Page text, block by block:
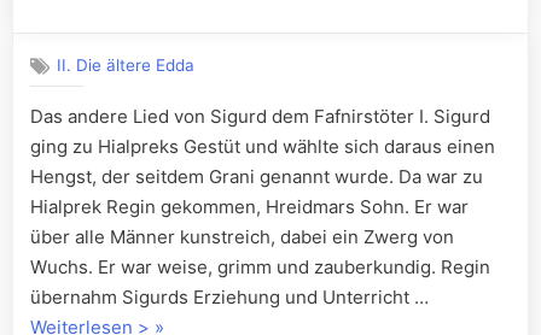
II. Die ältere Edda
Das andere Lied von Sigurd dem Fafnirstöter I. Sigurd
ging zu Hialpreks Gestüt und wählte sich daraus einen
Hengst, der seitdem Grani genannt wurde. Da war zu
Hialprek Regin gekommen, Hreidmars Sohn. Er war
über alle Männer kunstreich, dabei ein Zwerg von
Wuchs. Er war weise, grimm und zauberkundig. Regin
übernahm Sigurds Erziehung und Unterricht …
Weiterlesen > „23.
»